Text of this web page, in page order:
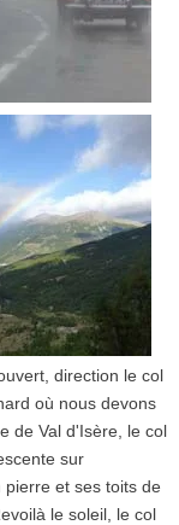
direction le col
où nous devons
de Val d'Isère, le col
sur
pierre et ses toits de
le soleil, le col